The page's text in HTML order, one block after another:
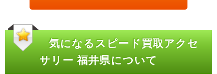
気になるスピード買取アクセ
サリー 福井県について